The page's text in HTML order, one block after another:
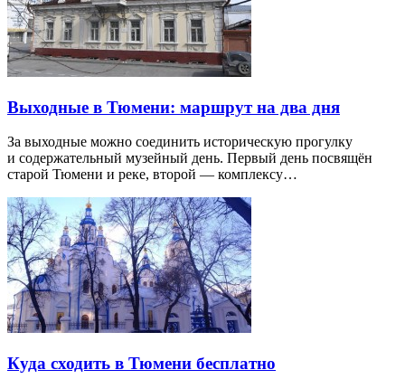
Выходные в Тюмени: маршрут на два дня
За выходные можно соединить историческую прогулку
и содержательный музейный день. Первый день посвящён
старой Тюмени и реке, второй — комплексу…
Куда сходить в Тюмени бесплатно